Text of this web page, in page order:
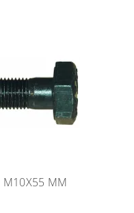
M10X55 MM